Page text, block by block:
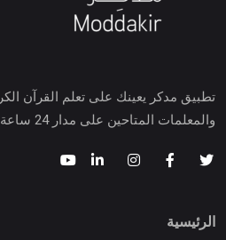
تطبيق مدكر يعينك على تعلم القرآن
والمعلمات المتاحين على مدار 24 ساعة
الرئيسية